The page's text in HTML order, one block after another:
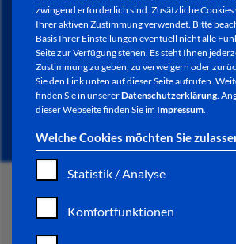
zwingend erforderlich sind. Zusätzliche
Ihrer aktiven Zustimmung verwendet. Bitte
Basis Ihrer Einstellungen eventuell nicht alle
Seite zur Verfügung stehen. Es steht Ihnen
Zustimmung zu geben, zu verweigern oder
Sie den Link unten auf dieser Seite aufrufen.
finden Sie in unsererDatenschutzerklärung.
dieser Webseite finden Sie im Impressum.
Welche Cookies möchten Sie
Statistik / Analyse
Komfortfunktionen
NEWSLETTER / CITY
START